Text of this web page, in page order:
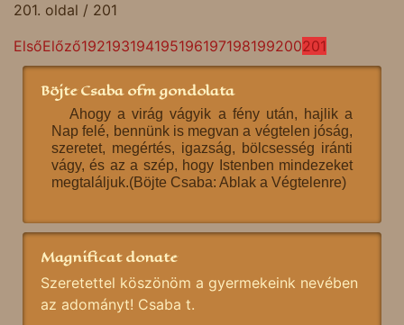
201. oldal / 201
ElsőElőző192193194195196197198199200201
Böjte Csaba ofm gondolata
Ahogy a virág vágyik a fény után, hajlik a
Nap felé, bennünk is megvan a végtelen jóság,
szeretet, megértés, igazság, bölcsesség iránti
vágy, és az a szép, hogy Istenben mindezeket
megtaláljuk.(Böjte Csaba: Ablak a Végtelenre)
Magnificat donate
Szeretettel köszönöm a gyermekeink nevében
az adományt! Csaba t.